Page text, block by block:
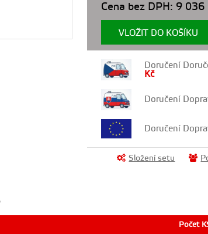
Cena bez DPH: 9 036
VLOŽIT DO KOŠÍKU
Doručení
Kč
Doručení
Doručení
Složení setu
Počet